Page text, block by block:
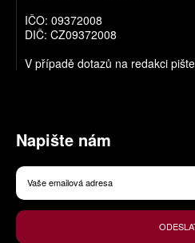
IČO: 09372008
DIČ: CZ09372008
V případě dotazů na redakci
Napište nám